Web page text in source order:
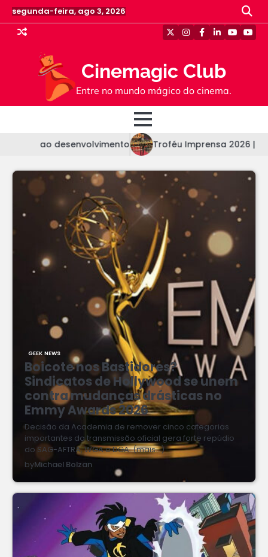
Skip
to
content
segunda-feira, ago 3, 2026
Cinemagic Club
Entre no mundo mágico do cinema.
TwitterInstagram
Facebook
Linkedin
Youtube
ao desenvolvimento Troféu Imprensa 2026 | Confira
GEEK NEWS
Boicote nos Bastidores?
Sindicatos de Hollywood se unem
contra mudanças drásticas no
Emmy Awards 2026
Decisão da Academia de remover cinco categorias
importantes da transmissão oficial gera forte repúdio
do SAG-AFTRA, WGA e DGA. (mais…)
byMichael Bolzan